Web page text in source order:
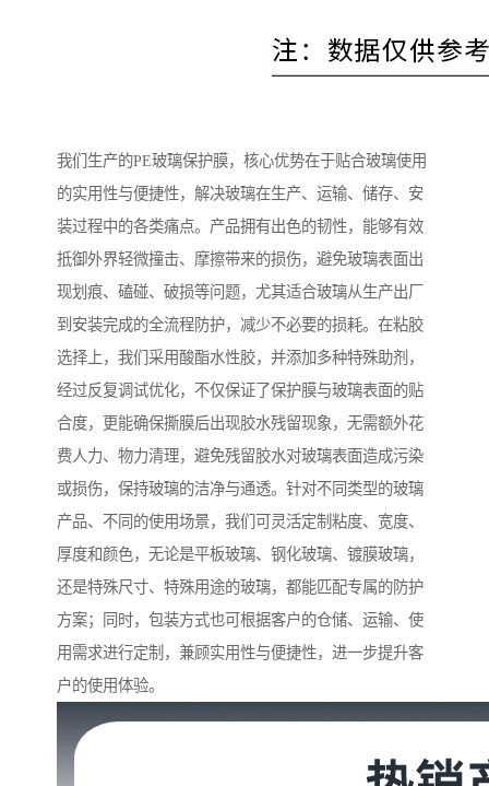
我们生产的PE玻璃保护膜，核心优势在于贴合玻璃使用
的实用性与便捷性，解决玻璃在生产、运输、储存、安
装过程中的各类痛点。产品拥有出色的韧性，能够有效
抵御外界轻微撞击、摩擦带来的损伤，避免玻璃表面出
现划痕、磕碰、破损等问题，尤其适合玻璃从生产出厂
到安装完成的全流程防护，减少不必要的损耗。在粘胶
选择上，我们采用酸酯水性胶，并添加多种特殊助剂，
经过反复调试优化，不仅保证了保护膜与玻璃表面的贴
合度，更能确保撕膜后出现胶水残留现象，无需额外花
费人力、物力清理，避免残留胶水对玻璃表面造成污染
或损伤，保持玻璃的洁净与通透。针对不同类型的玻璃
产品、不同的使用场景，我们可灵活定制粘度、宽度、
厚度和颜色，无论是平板玻璃、钢化玻璃、镀膜玻璃，
还是特殊尺寸、特殊用途的玻璃，都能匹配专属的防护
方案；同时，包装方式也可根据客户的仓储、运输、使
用需求进行定制，兼顾实用性与便捷性，进一步提升客
户的使用体验。